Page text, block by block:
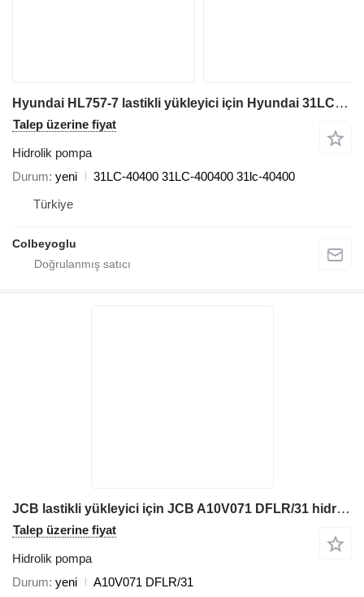
Hyundai HL757-7 lastikli yükleyici için Hyundai 31LC-40400 hidrolik pompa
Talep üzerine fiyat
Hidrolik pompa
Durum yeni
31LC-40400 31LC-400400 31lc-40400
Türkiye
Colbeyoglu
JCB lastikli yükleyici için JCB A10V071 DFLR/31 hidrolik pompa
Talep üzerine fiyat
Hidrolik pompa
Durum yeni
A10V071 DFLR/31